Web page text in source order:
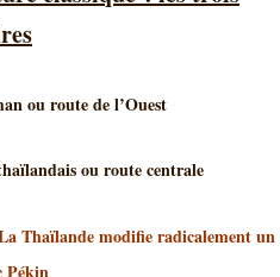
ou route de l’Ouest
ou route centrale
Thaïlande modifie radicalement un
Pékin